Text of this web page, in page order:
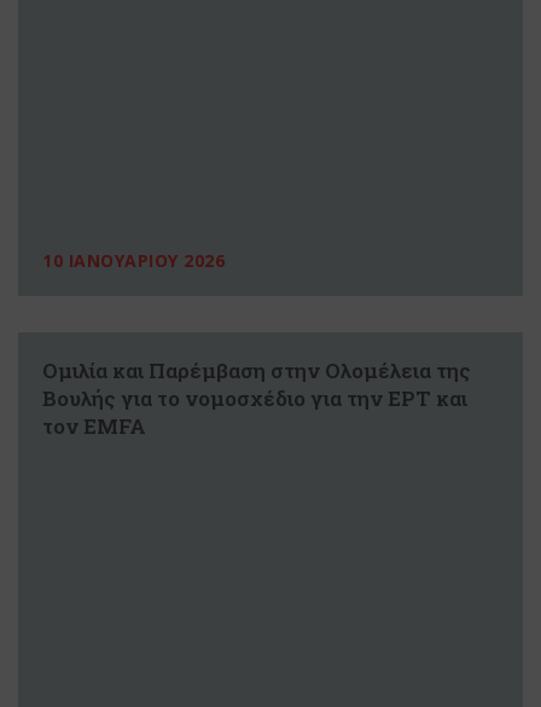
10 ΙΑΝΟΥΑΡΙΟΥ 2026
Ομιλία και Παρέμβαση στην Ολομέλεια της
Βουλής για το νομοσχέδιο για την ΕΡΤ και
τον EMFA